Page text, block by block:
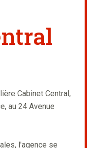
Cabinet Central,
au 24 Avenue
l'agence se